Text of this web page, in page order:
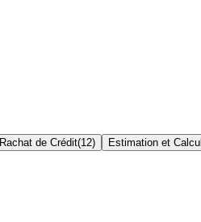
Rachat de Crédit(12) Estimation et Calcul